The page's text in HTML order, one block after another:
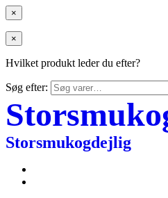
×
×
Hvilket produkt leder du efter?
Søg efter:
Storsmukogdejlig